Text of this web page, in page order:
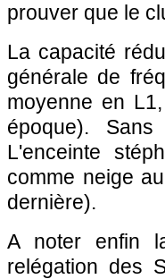
prouver que le
La capacité
générale de
moyenne en
époque).
L'enceinte
comme neige
dernière).
A noter enfin
relégation des